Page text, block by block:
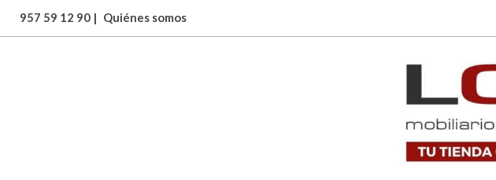
957 59 12 90 | Quiénes somos